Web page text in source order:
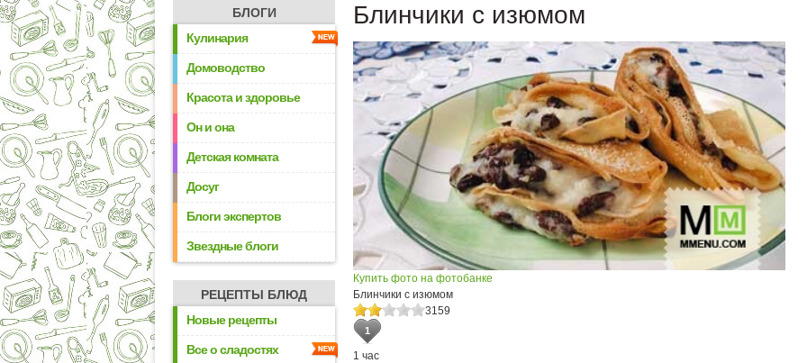
БЛОГИ
Кулинария
Домоводство
Красота и здоровье
Он и она
Детская комната
Досуг
Блоги экспертов
Звездные блоги
РЕЦЕПТЫ БЛЮД
Новые рецепты
Все о сладостях
Блинчики с изюмом
Купить фото на фотобанке
Блинчики с изюмом
3159
1
1 час